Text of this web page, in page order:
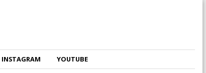
INSTAGRAM YOUTUBE